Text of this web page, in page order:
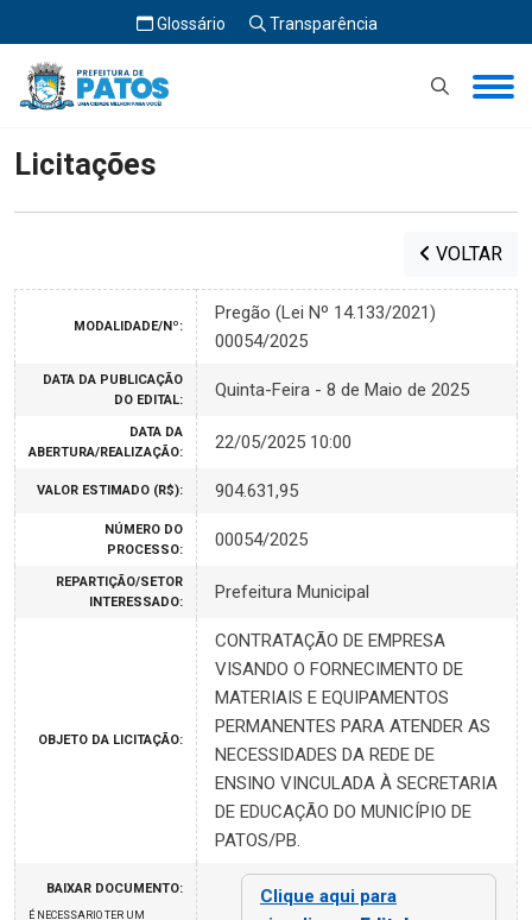
Glossário Transparência
Início Licitações
Licitações
VOLTAR
MODALIDADE/Nº:
Pregão (Lei Nº 14.133/2021)
00054/2025
DATA DA PUBLICAÇÃO
DO EDITAL:
Quinta-Feira - 8 de Maio de 2025
DATA DA
ABERTURA/REALIZAÇÃO:
22/05/2025 10:00
VALOR ESTIMADO (R$): 904.631,95
NÚMERO DO
PROCESSO:
00054/2025
REPARTIÇÃO/SETOR
INTERESSADO:
Prefeitura Municipal
OBJETO DA LICITAÇÃO:
CONTRATAÇÃO DE EMPRESA
VISANDO O FORNECIMENTO DE
MATERIAIS E EQUIPAMENTOS
PERMANENTES PARA ATENDER AS
NECESSIDADES DA REDE DE
ENSINO VINCULADA À SECRETARIA
DE EDUCAÇÃO DO MUNICÍPIO DE
PATOS/PB.
BAIXAR DOCUMENTO:
É NECESSARIO TER UM
Clique aqui para